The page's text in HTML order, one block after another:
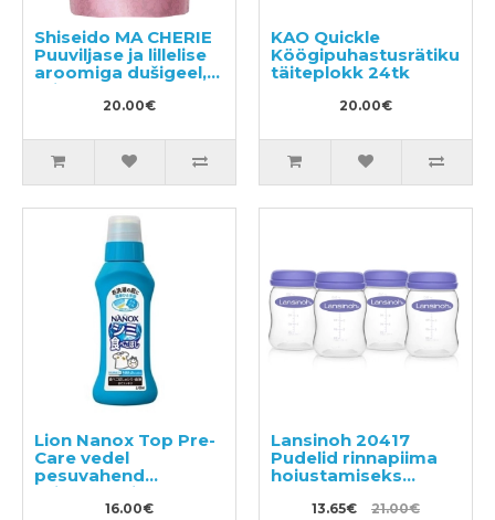
Shiseido MA CHERIE
Puuviljase ja lillelise
aroomiga dušigeel,
täide 350ml
20.00€
KAO Quickle
Köögipuhastusrätikud,
täiteplokk 24tk
20.00€
Lion Nanox Top Pre-
Care vedel
pesuvahend
toiduplekkide
eemaldamiseks
16.00€
Lansinoh 20417
Pudelid rinnapiima
hoiustamiseks
13.65€ 21.00€